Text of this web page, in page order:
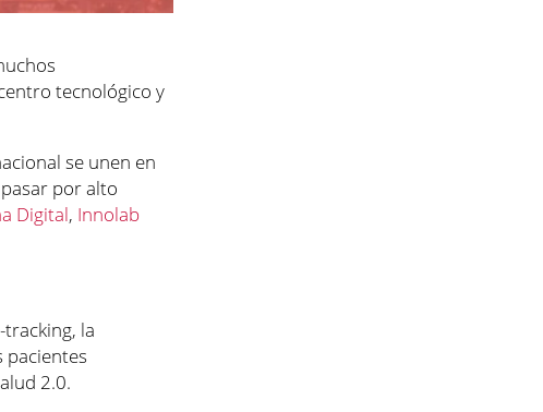
tecnológico y
se unen en
por alto
Digital, Innolab
la
pacientes
2.0.